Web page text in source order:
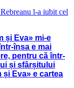
l-a iubit cel
și Eva» mi-e
însa e mai
pentru că într-
și sfârșitului
Eva» e cartea